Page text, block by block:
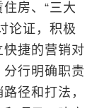
房、“三大
论证，积极
捷的营销对
行明确职责
径和打法，